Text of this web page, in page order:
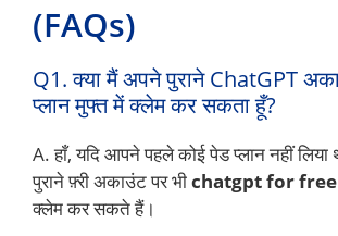
(FAQs)
Q1. क्या मैं अपने पुराने ChatGPT
प्लान मुफ्त में क्लेम कर सकता हूँ?
A. हाँ, यदि आपने पहले कोई पेड प्लान नहीं
पुराने फ़्री अकाउंट पर भीchatgpt for free
क्लेम कर सकते हैं।